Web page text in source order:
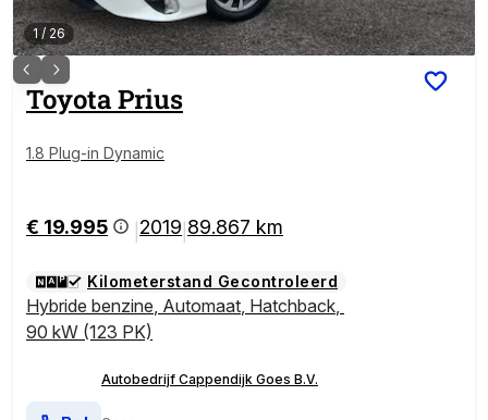
1/ 26
ToyotaPrius
1.8 Plug-in Dynamic
€ 19.995 2019 89.867 km
Kilometerstand Gecontroleerd
Hybride benzine, Automaat, Hatchback,
90 kW (123 PK)
Autobedrijf Cappendijk Goes B.V.